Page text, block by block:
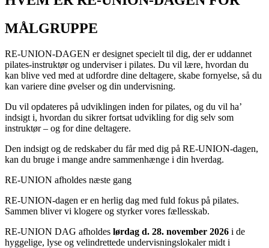
MÅLGRUPPE
RE-UNION-DAGEN er designet specielt til dig, der er uddannet
pilates-instruktør og underviser i pilates. Du vil lære, hvordan du
kan blive ved med at udfordre dine deltagere, skabe fornyelse, så du
kan variere dine øvelser og din undervisning.
Du vil opdateres på udviklingen inden for pilates, og du vil ha’
indsigt i, hvordan du sikrer fortsat udvikling for dig selv som
instruktør – og for dine deltagere.
Den indsigt og de redskaber du får med dig på RE-UNION-dagen,
kan du bruge i mange andre sammenhænge i din hverdag.
RE-UNION afholdes næste gang
RE-UNION-dagen er en herlig dag med fuld fokus på pilates.
Sammen bliver vi klogere og styrker vores fællesskab.
RE-UNION DAG afholdes lørdag d. 28. november 2026 i de
hyggelige, lyse og velindrettede undervisningslokaler midt i